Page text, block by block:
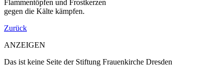
Flammentöpfen und Frostkerzen
gegen die Kälte kämpfen.
Zurück
ANZEIGEN
Das ist keine Seite der Stiftung Frauenkirche Dresden